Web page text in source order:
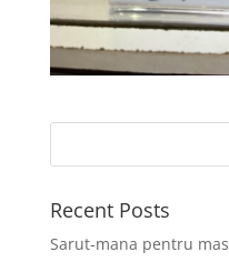
Recent Posts
Sarut-mana pentru